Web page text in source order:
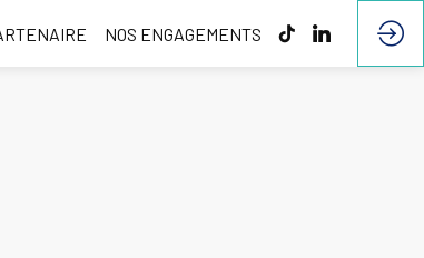
NOS ENGAGEMENTS